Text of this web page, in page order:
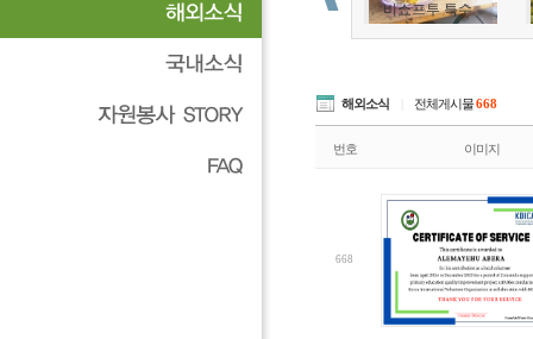
해외소식 전체게시물668
번호 이미지
668